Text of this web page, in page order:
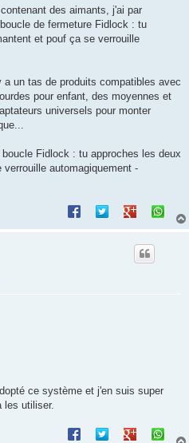
des aimants, j'ai par
de fermeture Fidlock : tu
et pouf ça se verrouille
un tas de produits compatibles avec
pour enfant, des moyennes et
universels pour monter
Fidlock : tu approches les deux
automagiquement -
ce système et j'en suis super
utiliser.